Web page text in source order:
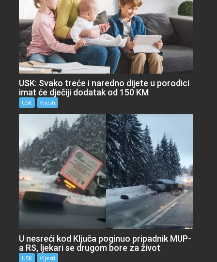
USK: Svako treće i naredno dijete u porodici
imat će dječiji dodatak od 150 KM
USK Vijesti
U nesreći kod Ključa poginuo pripadnik MUP-
a RS, ljekari se drugom bore za život
USK Vijesti